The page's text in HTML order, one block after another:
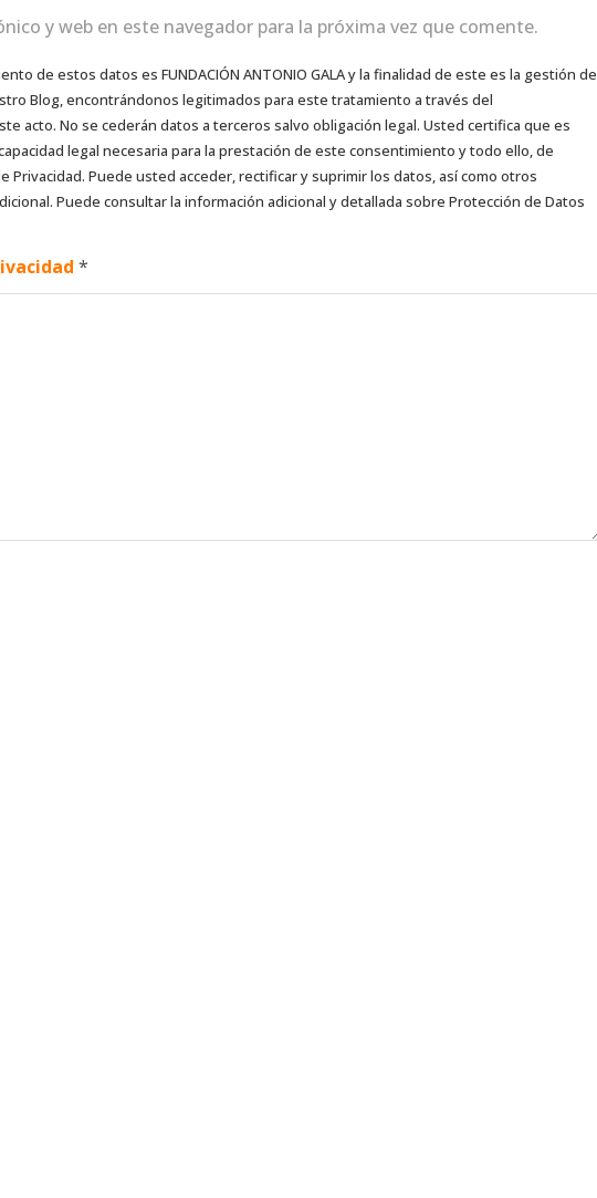
y web en este navegador para la próxima vez que comente.
de estos datos es FUNDACIÓN ANTONIO GALA y la finalidad de este es la gestión de
Blog, encontrándonos legitimados para este tratamiento a través del
acto. No se cederán datos a terceros salvo obligación legal. Usted certifica que es
legal necesaria para la prestación de este consentimiento y todo ello, de
Privacidad. Puede usted acceder, rectificar y suprimir los datos, así como otros
Puede consultar la información adicional y detallada sobre Protección de Datos
*